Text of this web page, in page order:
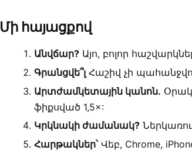
Մի հայացքով
Անվճար? Այո, բոլոր
Գրանցվե՞լ Հաշիվ չի
Արտժամկետային կանոն.
ֆիքսված 1,5×:
Կրկնակի ժամանակ?
Հարթակներ՝Վեբ, Chrome,